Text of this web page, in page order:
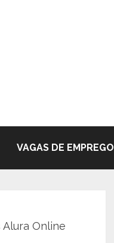
VAGAS DE EMPREGO
Alura Online